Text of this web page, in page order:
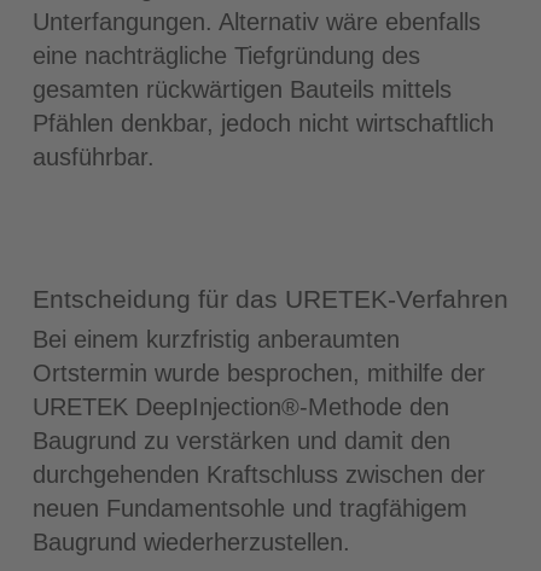
Unterfangungen. Alternativ wäre ebenfalls
eine nachträgliche Tiefgründung des
gesamten rückwärtigen Bauteils mittels
Pfählen denkbar, jedoch nicht wirtschaftlich
ausführbar.
Entscheidung für das URETEK-Verfahren
Bei einem kurzfristig anberaumten
Ortstermin wurde besprochen, mithilfe der
URETEK DeepInjection®-Methode den
Baugrund zu verstärken und damit den
durchgehenden Kraftschluss zwischen der
neuen Fundamentsohle und tragfähigem
Baugrund wiederherzustellen.